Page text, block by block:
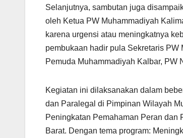
Selanjutnya, sambutan juga
oleh Ketua PW Muhammadiyah
karena urgensi atau meningkatnya
pembukaan hadir pula Sekretaris
Pemuda Muhammadiyah Kalbar, PW
Kegiatan ini dilaksanakan dalam
dan Paralegal di Pimpinan Wilayah
Peningkatan Pemahaman Peran
Barat. Dengan tema program: